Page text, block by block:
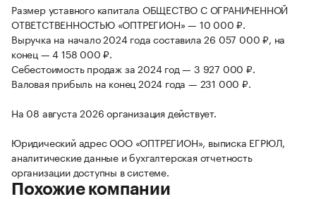
Размер уставного капитала ОБЩЕСТВО С ОГРАНИЧЕННОЙ
ОТВЕТСТВЕННОСТЬЮ «ОПТРЕГИОН» — 10 000 ₽.
Выручка на начало 2024 года составила 26 057 000 ₽, на
конец — 4 158 000 ₽.
Себестоимость продаж за 2024 год — 3 927 000 ₽.
Валовая прибыль на конец 2024 года — 231 000 ₽.
На 08 августа 2026 организация действует.
Юридический адрес ООО «ОПТРЕГИОН», выписка ЕГРЮЛ,
аналитические данные и бухгалтерская отчетность
организации доступны в системе.
Похожие компании